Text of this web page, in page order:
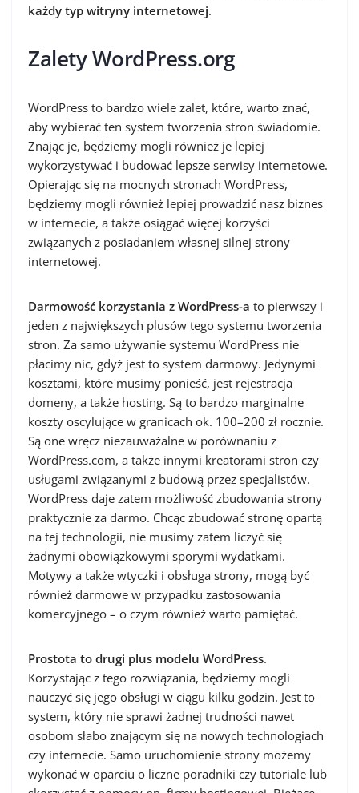
każdy typ witryny internetowej.
Zalety WordPress.org
WordPress to bardzo wiele zalet, które, warto znać,
aby wybierać ten system tworzenia stron świadomie.
Znając je, będziemy mogli również je lepiej
wykorzystywać i budować lepsze serwisy internetowe.
Opierając się na mocnych stronach WordPress,
będziemy mogli również lepiej prowadzić nasz biznes
w internecie, a także osiągać więcej korzyści
związanych z posiadaniem własnej silnej strony
internetowej.
Darmowość korzystania z WordPress-a to pierwszy i
jeden z największych plusów tego systemu tworzenia
stron. Za samo używanie systemu WordPress nie
płacimy nic, gdyż jest to system darmowy. Jedynymi
kosztami, które musimy ponieść, jest rejestracja
domeny, a także hosting. Są to bardzo marginalne
koszty oscylujące w granicach ok. 100–200 zł rocznie.
Są one wręcz niezauważalne w porównaniu z
WordPress.com, a także innymi kreatorami stron czy
usługami związanymi z budową przez specjalistów.
WordPress daje zatem możliwość zbudowania strony
praktycznie za darmo. Chcąc zbudować stronę opartą
na tej technologii, nie musimy zatem liczyć się
żadnymi obowiązkowymi sporymi wydatkami.
Motywy a także wtyczki i obsługa strony, mogą być
również darmowe w przypadku zastosowania
komercyjnego – o czym również warto pamiętać.
Prostota to drugi plus modelu WordPress.
Korzystając z tego rozwiązania, będziemy mogli
nauczyć się jego obsługi w ciągu kilku godzin. Jest to
system, który nie sprawi żadnej trudności nawet
osobom słabo znającym się na nowych technologiach
czy internecie. Samo uruchomienie strony możemy
wykonać w oparciu o liczne poradniki czy tutoriale lub